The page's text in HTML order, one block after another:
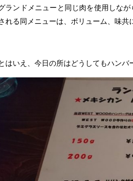
ランドメニューと同じ肉を使用しな
れる同メニューは、ボリューム、味共
はいえ、今日の所はどうしてもハンバ